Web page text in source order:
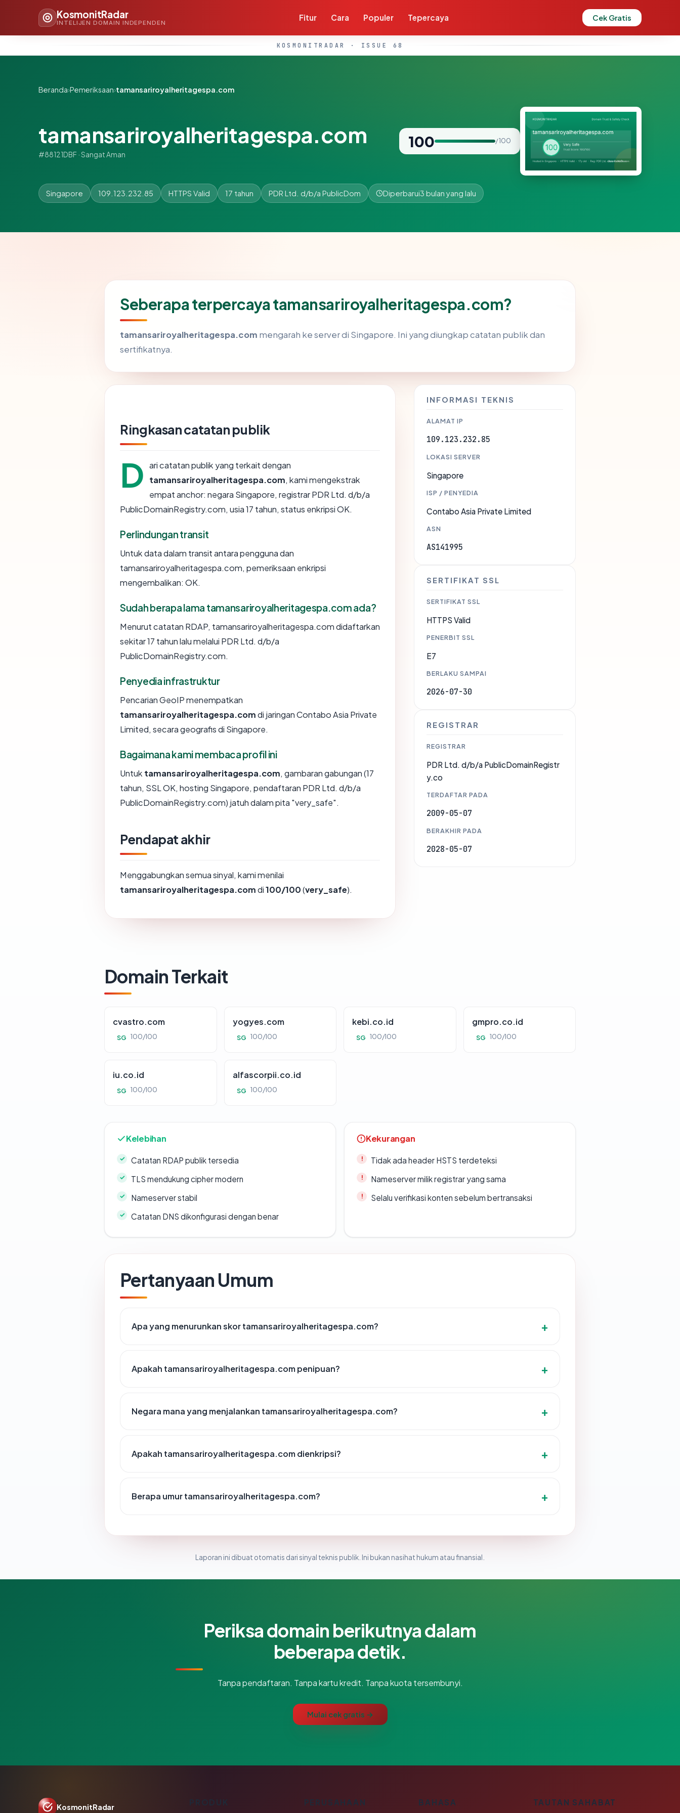
KosmonitRadar
INTELIJEN DOMAIN INDEPENDEN
Fitur Cara Populer Tepercaya Cek Gratis
KOSMONITRADAR · ISSUE 68
Beranda›Pemeriksaan›tamansariroyalheritagespa.com
tamansariroyalheritagespa.com
#88121DBF · Sangat Aman
100 / 100
Singapore 109.123.232.85 HTTPS Valid 17 tahun PDR Ltd. d/b/a PublicDom Diperbarui3 bulan yang lalu
Seberapa terpercaya tamansariroyalheritagespa.com?
tamansariroyalheritagespa.com mengarah ke server di Singapore. Ini yang diungkap catatan publik dan
sertifikatnya.
Ringkasan catatan publik
D ari catatan publik yang terkait dengan
tamansariroyalheritagespa.com, kami mengekstrak
empat anchor: negara Singapore, registrar PDR Ltd. d/b/a
PublicDomainRegistry.com, usia 17 tahun, status enkripsi OK.
Perlindungan transit
Untuk data dalam transit antara pengguna dan
tamansariroyalheritagespa.com, pemeriksaan enkripsi
mengembalikan: OK.
Sudah berapa lama tamansariroyalheritagespa.com ada?
Menurut catatan RDAP, tamansariroyalheritagespa.com didaftarkan
sekitar 17 tahun lalu melalui PDR Ltd. d/b/a
PublicDomainRegistry.com.
Penyedia infrastruktur
Pencarian GeoIP menempatkan
tamansariroyalheritagespa.comdi jaringan Contabo Asia Private
Limited, secara geografis di Singapore.
Bagaimana kami membaca profil ini
Untuk tamansariroyalheritagespa.com, gambaran gabungan (17
tahun, SSL OK, hosting Singapore, pendaftaran PDR Ltd. d/b/a
PublicDomainRegistry.com) jatuh dalam pita "very_safe".
Pendapat akhir
Menggabungkan semua sinyal, kami menilai
tamansariroyalheritagespa.comdi100/100(very_safe).
INFORMASI TEKNIS
ALAMAT IP
109.123.232.85
LOKASI SERVER
Singapore
ISP / PENYEDIA
Contabo Asia Private Limited
ASN
AS141995
SERTIFIKAT SSL
SERTIFIKAT SSL
HTTPS Valid
PENERBIT SSL
E7
BERLAKU SAMPAI
2026-07-30
REGISTRAR
REGISTRAR
PDR Ltd. d/b/a PublicDomainRegistr
y.co
TERDAFTAR PADA
2009-05-07
BERAKHIR PADA
2028-05-07
Domain Terkait
cvastro.com
SG 100/100
yogyes.com
SG 100/100
kebi.co.id
SG 100/100
gmpro.co.id
SG 100/100
iu.co.id
SG 100/100
alfascorpii.co.id
SG 100/100
Kelebihan
Catatan RDAP publik tersedia
TLS mendukung cipher modern
Nameserver stabil
Catatan DNS dikonfigurasi dengan benar
Kekurangan
Tidak ada header HSTS terdeteksi
Nameserver milik registrar yang sama
Selalu verifikasi konten sebelum bertransaksi
Pertanyaan Umum
Apa yang menurunkan skor tamansariroyalheritagespa.com?
Apakah tamansariroyalheritagespa.com penipuan?
Negara mana yang menjalankan tamansariroyalheritagespa.com?
Apakah tamansariroyalheritagespa.com dienkripsi?
Berapa umur tamansariroyalheritagespa.com?
Laporan ini dibuat otomatis dari sinyal teknis publik. Ini bukan nasihat hukum atau finansial.
Periksa domain berikutnya dalam
beberapa detik.
Tanpa pendaftaran. Tanpa kartu kredit. Tanpa kuota tersembunyi.
Mulai cek gratis →
KosmonitRadar PERUSAHAAN BAHASA TAUTAN SAHABAT